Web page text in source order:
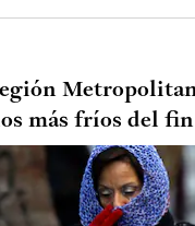
más fríos del fin